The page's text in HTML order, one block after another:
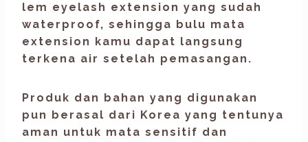
lem eyelash extension yang sudah
waterproof, sehingga bulu mata
extension kamu dapat langsung
terkena air setelah pemasangan.
Produk dan bahan yang digunakan
pun berasal dari Korea yang tentunya
aman untuk mata sensitif dan